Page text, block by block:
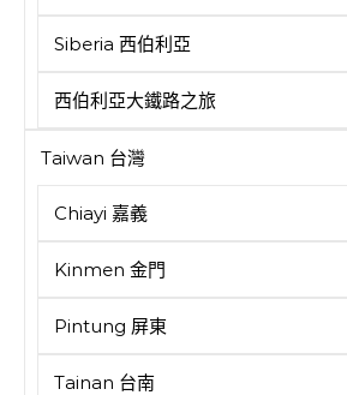
Siberia 西伯利亞
西伯利亞大鐵路之旅
Taiwan 台灣
Chiayi 嘉義
Kinmen 金門
Pintung 屏東
Tainan 台南